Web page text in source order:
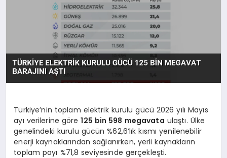
YAŞAM
Türkiye’nin toplam elektrik kurulu gücü 2026 yılı Mayıs
ayı verilerine göre125 bin 598 megavata ulaştı. Ülke
genelindeki kurulu gücün %62,6’lık kısmı yenilenebilir
enerji kaynaklarından sağlanırken, yerli kaynakların
toplam payı %71,8 seviyesinde gerçekleşti.